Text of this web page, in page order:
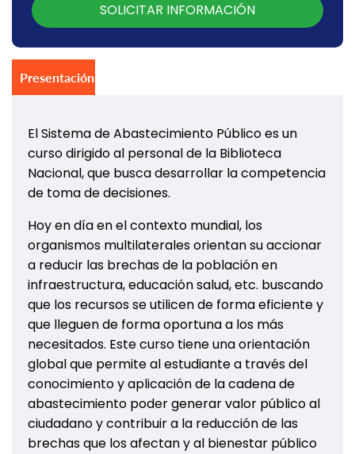
Presentación
El Sistema de Abastecimiento Público es un
curso dirigido al personal de la Biblioteca
Nacional, que busca desarrollar la competencia
de toma de decisiones.
Hoy en día en el contexto mundial, los
organismos multilaterales orientan su accionar
a reducir las brechas de la población en
infraestructura, educación salud, etc. buscando
que los recursos se utilicen de forma eficiente y
que lleguen de forma oportuna a los más
necesitados. Este curso tiene una orientación
global que permite al estudiante a través del
conocimiento y aplicación de la cadena de
abastecimiento poder generar valor público al
ciudadano y contribuir a la reducción de las
brechas que los afectan y al bienestar público
SOLICITAR INFORMACIÓN